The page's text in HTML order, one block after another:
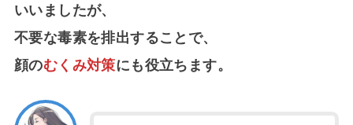
いいましたが、
不要な毒素を排出することで、
顔のむくみ対策にも役立ちます。